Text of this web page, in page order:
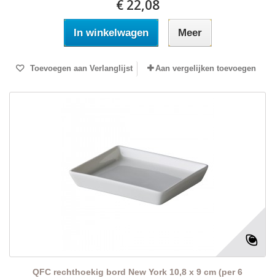
€ 22,08
In winkelwagen Meer
Toevoegen aan Verlanglijst Aan vergelijken toevoegen
QFC rechthoekig bord New York 10,8 x 9 cm (per 6